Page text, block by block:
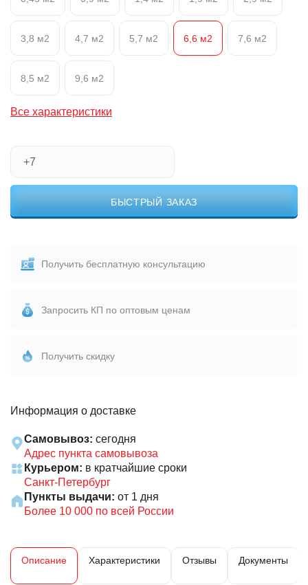
3,8 м2 4,7 м2 5,7 м2 6,6 м2 7,6 м2
8,5 м2 9,6 м2
Все характеристики
БЫСТРЫЙ ЗАКАЗ
Получить бесплатную консультацию
Запросить КП по оптовым ценам
Получить скидку
Информация о доставке
Самовывоз: сегодня
Адрес пункта самовывоза
Курьером: в кратчайшие сроки
Санкт-Петербург
Пункты выдачи: от 1 дня
Более 10 000 по всей России
Описание Характеристики Отзывы Документы